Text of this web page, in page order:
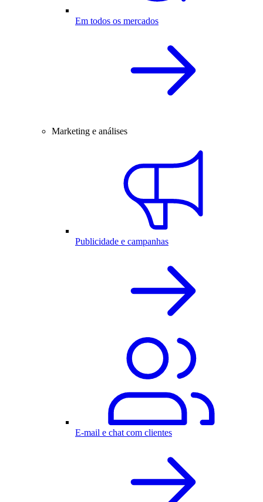
Em todos os mercados
Marketing e análises
Publicidade e campanhas
E-mail e chat com clientes